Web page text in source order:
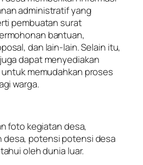
administratif yang
pembuatan surat
bantuan,
dan lain-lain. Selain itu,
dapat menyediakan
memudahkan proses
warga.
foto kegiatan desa,
desa, potensi potensi desa
oleh dunia luar.